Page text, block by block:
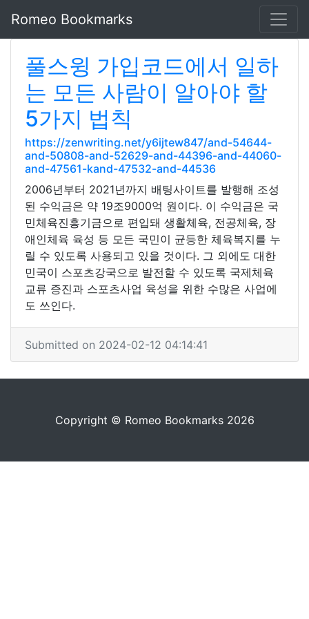
Romeo Bookmarks
풀스윙 가입코드에서 일하
는 모든 사람이 알아야 할
5가지 법칙
https://zenwriting.net/y6ijtew847/and-54644-
and-50808-and-52629-and-44396-and-44060-
and-47561-kand-47532-and-44536
2006년부터 2021년까지 배팅사이트를 발행해 조성
된 수익금은 약 19조9000억 원이다. 이 수익금은 국
민체육진흥기금으로 편입돼 생활체육, 전공체육, 장
애인체육 육성 등 모든 국민이 균등한 체육복지를 누
릴 수 있도록 사용되고 있을 것이다. 그 외에도 대한
민국이 스포츠강국으로 발전할 수 있도록 국제체육
교류 증진과 스포츠사업 육성을 위한 수많은 사업에
도 쓰인다.
Submitted on 2024-02-12 04:14:41
Copyright © Romeo Bookmarks 2026